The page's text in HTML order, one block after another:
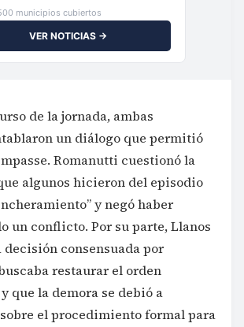
municipios cubiertos
VER NOTICIAS →
de la jornada, ambas
un diálogo que permitió
Romanutti cuestionó la
algunos hicieron del episodio
y negó haber
un conflicto. Por su parte, Llanos
decisión consensuada por
restaurar el orden
que la demora se debió a
el procedimiento formal para